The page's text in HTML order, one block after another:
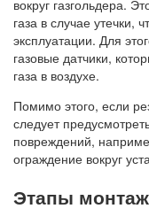
вокруг газгольдера.
газа в случае утечки,
эксплуатации. Для
газовые датчики,
газа в воздухе.
Помимо этого, если
следует
повреждений,
ограждение вокруг
Этапы